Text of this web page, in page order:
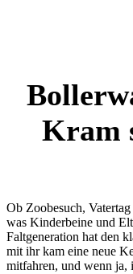
Kram
Ob Zoobesuch,
was Kinderbeine und
Faltgeneration hat den
mit ihr kam eine neue
mitfahren, und wenn ja,